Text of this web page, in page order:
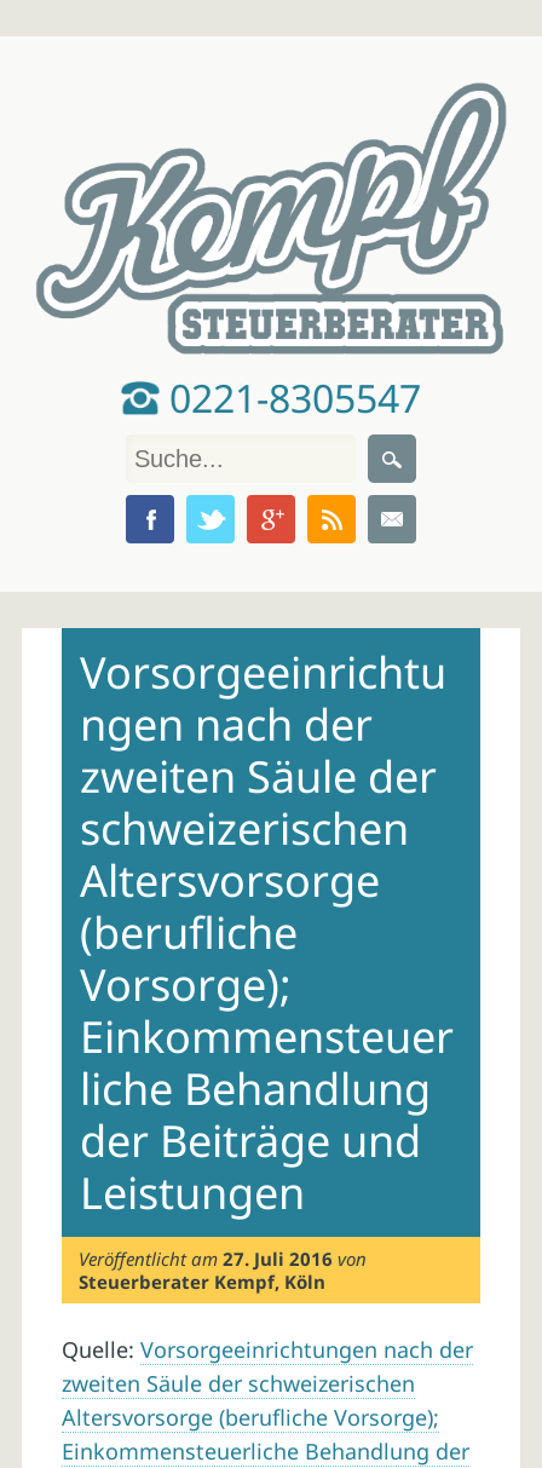
0221-8305547
contentVorsorgeeinrichtu
ngen nach der
zweiten Säule der
schweizerischen
Altersvorsorge
(berufliche
Vorsorge);
Einkommensteuer
liche Behandlung
der Beiträge und
Leistungen
Veröffentlicht am27. Juli 2016 von
Steuerberater Kempf, Köln
Quelle: Vorsorgeeinrichtungen nach der
zweiten Säule der schweizerischen
Altersvorsorge (berufliche Vorsorge);
Einkommensteuerliche Behandlung der